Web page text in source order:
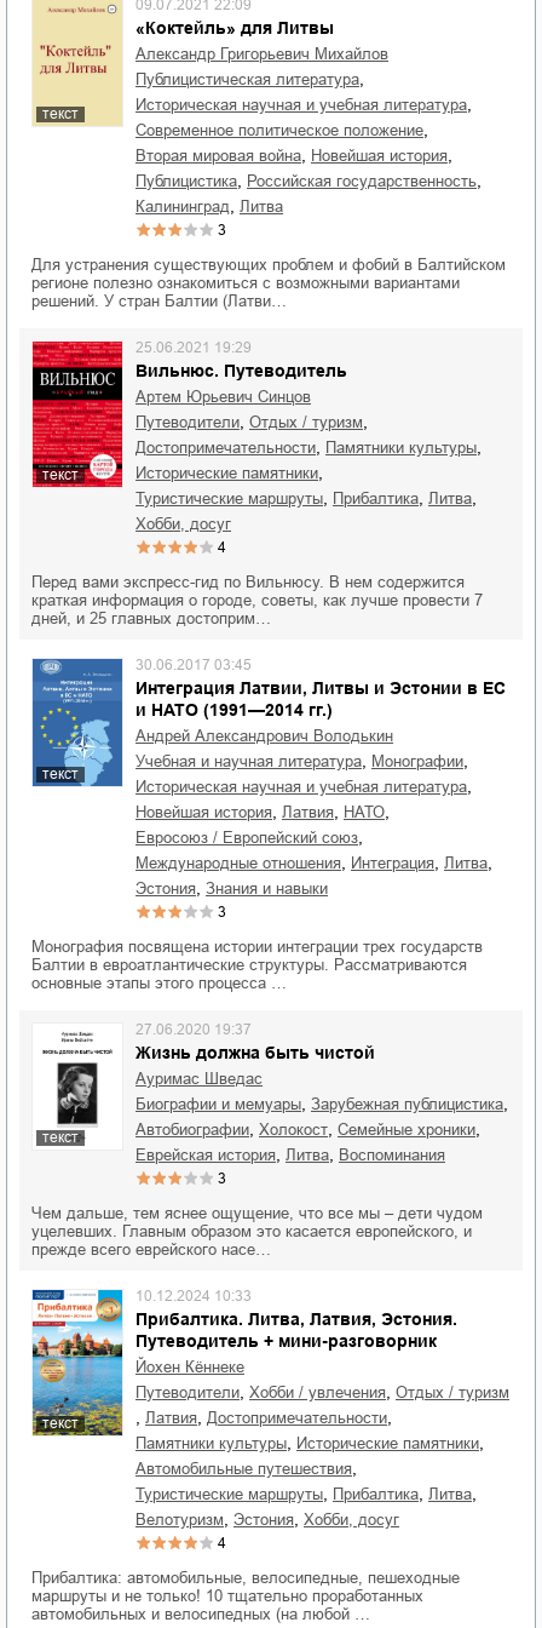
текст
«Коктейль» для Литвы
09.07.2021 22:09
Александр Григорьевич Михайлов
публицистическая литература
историческая научная и учебная литература
современное политическое положение
Вторая мировая война новейшая история
публицистика российская государственность
Калининград Литва
3
Для устранения существующих проблем и фобий в Балтийском
регионе полезно ознакомиться с возможными вариантами
решений. У стран Балтии (Латви…
текст
Вильнюс. Путеводитель
25.06.2021 19:29
Артем Юрьевич Синцов
путеводители
отдых / туризм
достопримечательности памятники культуры
исторические памятники
туристические маршруты Прибалтика Литва
хобби, досуг
4
Перед вами экспресс-гид по Вильнюсу. В нем содержится
краткая информация о городе, советы, как лучше провести 7
дней, и 25 главных достоприм…
текст
Интеграция Латвии, Литвы и Эстонии в ЕС
и НАТО (1991—2014 гг.)
30.06.2017 03:45
Андрей Александрович Володькин
учебная и научная литература
монографии
историческая научная и учебная литература
новейшая история Латвия НАТО
Евросоюз / Европейский союз
международные отношения интеграция Литва
Эстония знания и навыки
3
Монография посвящена истории интеграции трех государств
Балтии в евроатлантические структуры. Рассматриваются
основные этапы этого процесса …
текст
Жизнь должна быть чистой
27.06.2020 19:37
Ауримас Шведас
биографии и мемуары
зарубежная публицистика
автобиографии Холокост семейные хроники
еврейская история Литва воспоминания
3
Чем дальше, тем яснее ощущение, что все мы – дети чудом
уцелевших. Главным образом это касается европейского, и
прежде всего еврейского насе…
текст
Прибалтика. Литва, Латвия, Эстония.
Путеводитель + мини-разговорник
10.12.2024 10:33
Йохен Кённеке
путеводители
хобби / увлечения отдых / туризм
Латвия достопримечательности
памятники культуры исторические памятники
автомобильные путешествия
туристические маршруты Прибалтика Литва
велотуризм Эстония хобби, досуг
4
Прибалтика: автомобильные, велосипедные, пешеходные
маршруты и не только! 10 тщательно проработанных
автомобильных и велосипедных (на любой …